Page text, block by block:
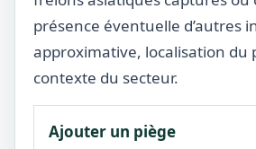
présence éventuelle d’autres
approximative, localisation du
contexte du secteur.
Ajouter un piège